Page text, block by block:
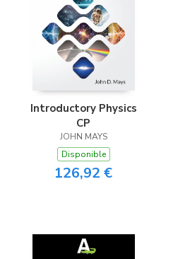
Introductory Physics
CP
JOHN MAYS
Disponible
126,92 €